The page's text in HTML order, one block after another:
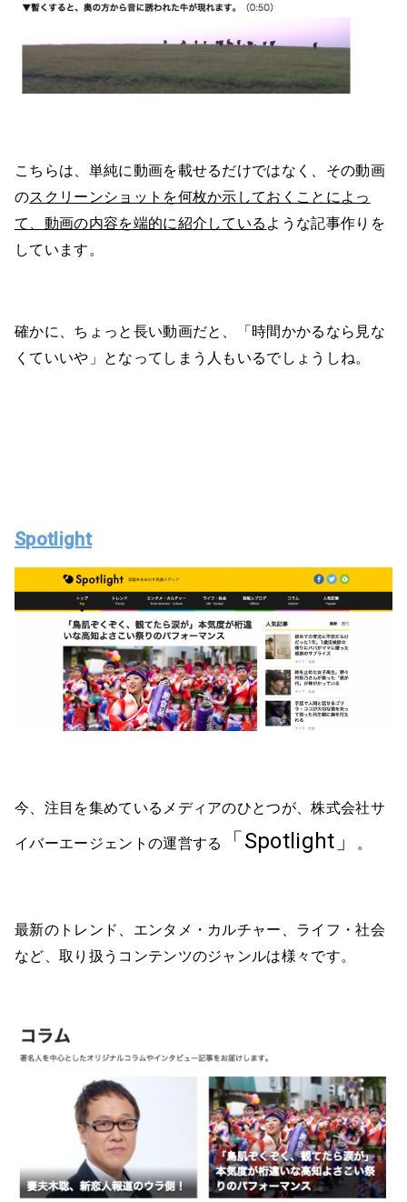
こちらは、単純に動画を載せるだけではなく、その動画
のスクリーンショットを何枚か示しておくことによっ
て、動画の内容を端的に紹介している ような記事作りを
しています。
確かに、ちょっと長い動画だと、「時間かかるなら見な
くていいや」となってしまう人もいるでしょうしね。
Spotlight
今、注目を集めているメディアのひとつが、株式会社サ
イバーエージェントの運営する 「Spotlight」 。
最新のトレンド、エンタメ・カルチャー、ライフ・社会
など、取り扱うコンテンツのジャンルは様々です。